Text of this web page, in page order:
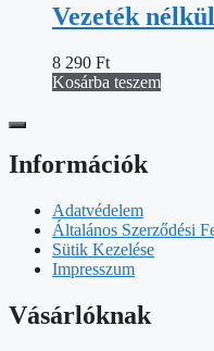
Vezeték
8 290 Ft
Kosárba teszem
Információk
Adatvédelem
Általános Szerződési
Sütik Kezelése
Impresszum
Vásárlóknak